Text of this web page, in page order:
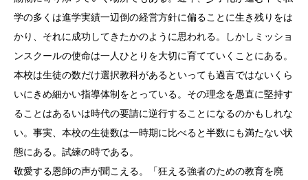
学の多くは進学実績一辺倒の経営方針に偏ることに生き残りをは
かり、それに成功してきたかのように思われる。しかしミッショ
ンスクールの使命は一人ひとりを大切に育てていくことにある。
本校は生徒の数だけ選択教科があるといっても過言ではないくら
いにきめ細かい指導体制をとっている。その理念を愚直に堅持す
ることはあるいは時代の要請に逆行することになるのかもしれな
い。事実、本校の生徒数は一時期に比べると半数にも満たない状
態にある。試練の時である。
敬愛する恩師の声が聞こえる。「狂える強者のための教育を廃